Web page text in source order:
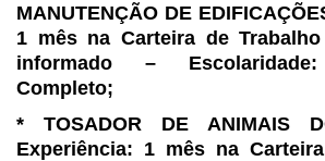
MANUTENÇÃO DE
1 mês na Carteira de
informado – Escolaridade:
Completo;
* TOSADOR DE ANIMAIS
Experiência: 1 mês na